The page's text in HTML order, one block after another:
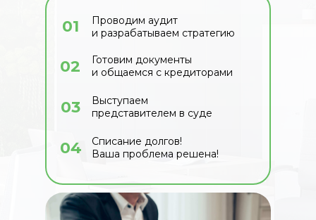
Проводим аудит
и разрабатываем стратегию
Готовим документы
и общаемся с кредиторами
Выступаем
представителем в суде
Списание долгов!
Ваша проблема решена!
01
02
03
04